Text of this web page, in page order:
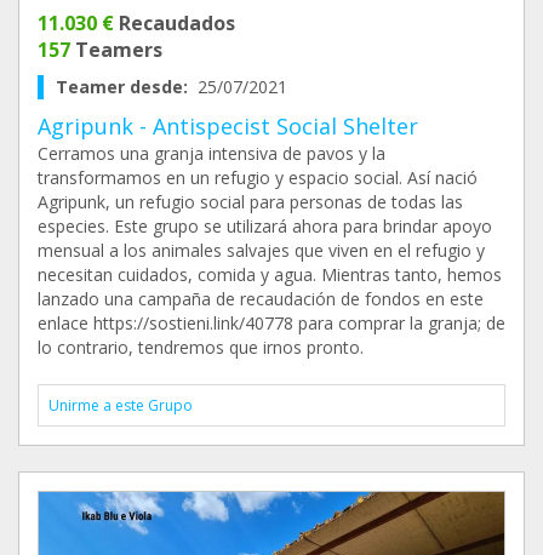
11.030 € Recaudados
157 Teamers
Teamer desde: 25/07/2021
Agripunk - Antispecist Social Shelter
Cerramos una granja intensiva de pavos y la
transformamos en un refugio y espacio social. Así nació
Agripunk, un refugio social para personas de todas las
especies. Este grupo se utilizará ahora para brindar apoyo
mensual a los animales salvajes que viven en el refugio y
necesitan cuidados, comida y agua. Mientras tanto, hemos
lanzado una campaña de recaudación de fondos en este
enlace https://sostieni.link/40778 para comprar la granja; de
lo contrario, tendremos que irnos pronto.
Unirme a este Grupo